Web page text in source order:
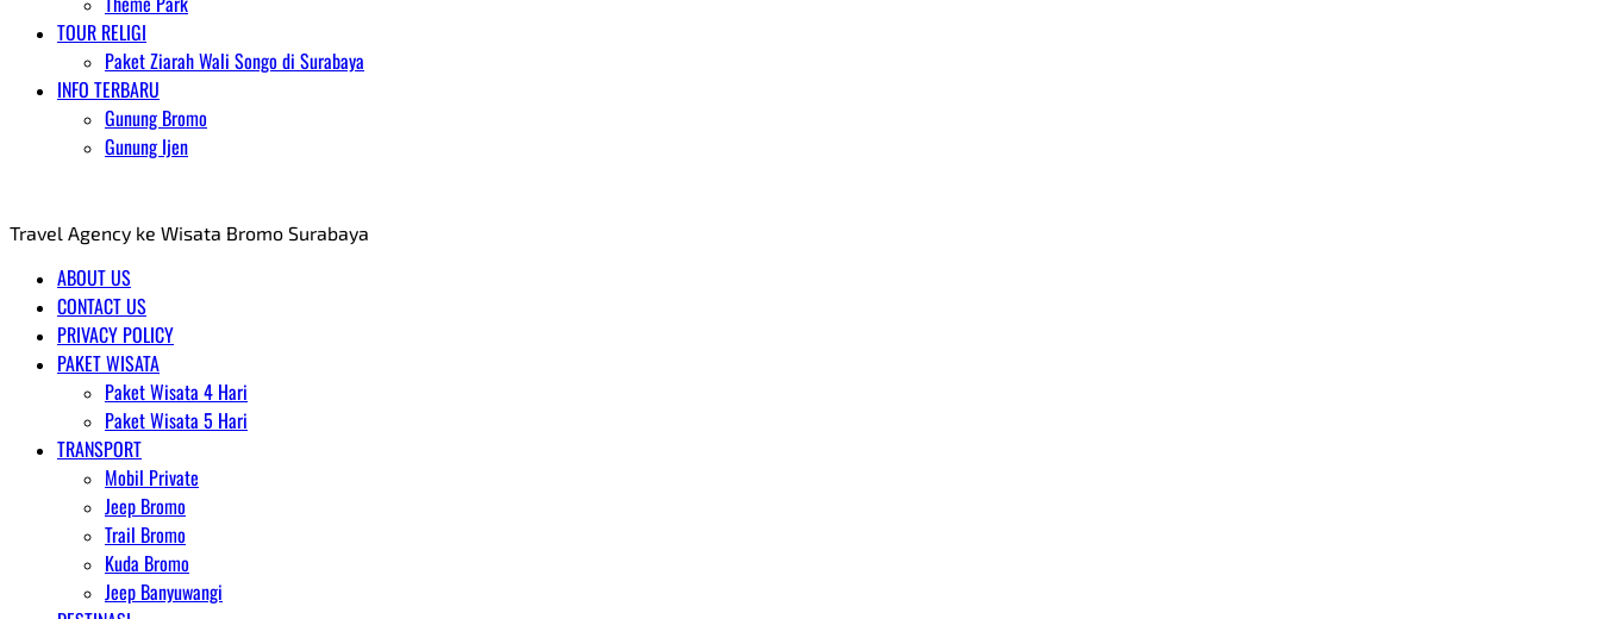
TOUR RELIGI
Paket Ziarah Wali Songo di Surabaya
INFO TERBARU
Gunung Bromo
Gunung Ijen
Travel Agency ke Wisata Bromo Surabaya
ABOUT US
CONTACT US
PRIVACY POLICY
PAKET WISATA
Paket Wisata 4 Hari
Paket Wisata 5 Hari
TRANSPORT
Mobil Private
Jeep Bromo
Trail Bromo
Kuda Bromo
Jeep Banyuwangi